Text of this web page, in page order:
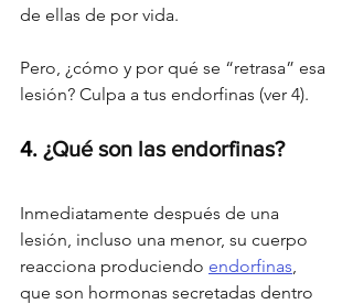
de ellas de por vida.
Pero, ¿cómo y por qué se “retrasa” esa
lesión? Culpa a tus endorfinas (ver 4).
4. ¿Qué son las endorfinas?
Inmediatamente después de una
lesión, incluso una menor, su cuerpo
reacciona produciendo endorfinas
que son hormonas secretadas dentro